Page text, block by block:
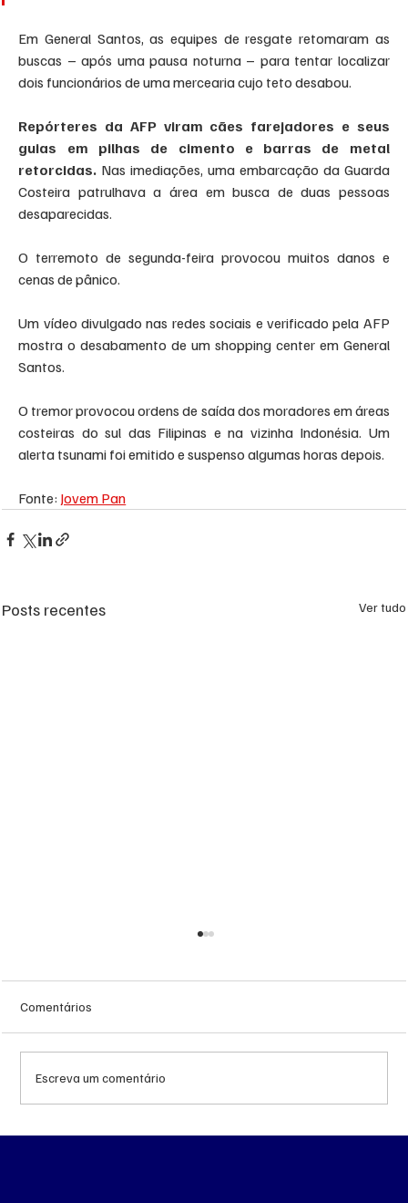
Em General Santos, as equipes de resgate retomaram as
buscas – após uma pausa noturna – para tentar localizar
dois funcionários de uma mercearia cujo teto desabou.
Repórteres da AFP viram cães farejadores e seus
guias em pilhas de cimento e barras de metal
retorcidas. Nas imediações, uma embarcação da Guarda
Costeira patrulhava a área em busca de duas pessoas
desaparecidas.
O terremoto de segunda-feira provocou muitos danos e
cenas de pânico.
Um vídeo divulgado nas redes sociais e verificado pela AFP
mostra o desabamento de um shopping center em General
Santos.
O tremor provocou ordens de saída dos moradores em áreas
costeiras do sul das Filipinas e na vizinha Indonésia. Um
alerta tsunami foi emitido e suspenso algumas horas depois.
Fonte: Jovem Pan
Posts recentes Ver tudo
Comentários
Escreva um comentário